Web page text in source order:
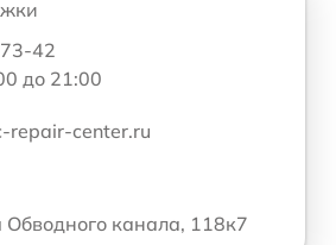
42
до 21:00
repair-center.ru
канала, 118к7